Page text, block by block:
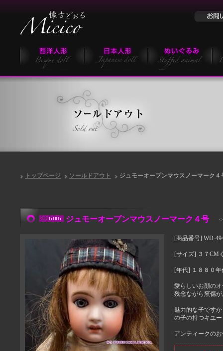
トップページ ソールドアウト ジュモーオープンマウスノーマーク４
ジュモーオープンマウスノーマーク４号
[商品番号] WD-
[サイズ] ３７CM
[年代] １８８０年
愛らしいお顔の
残念ながら窯傷
魅力的な子です
の子の持つキユ
アンティークの